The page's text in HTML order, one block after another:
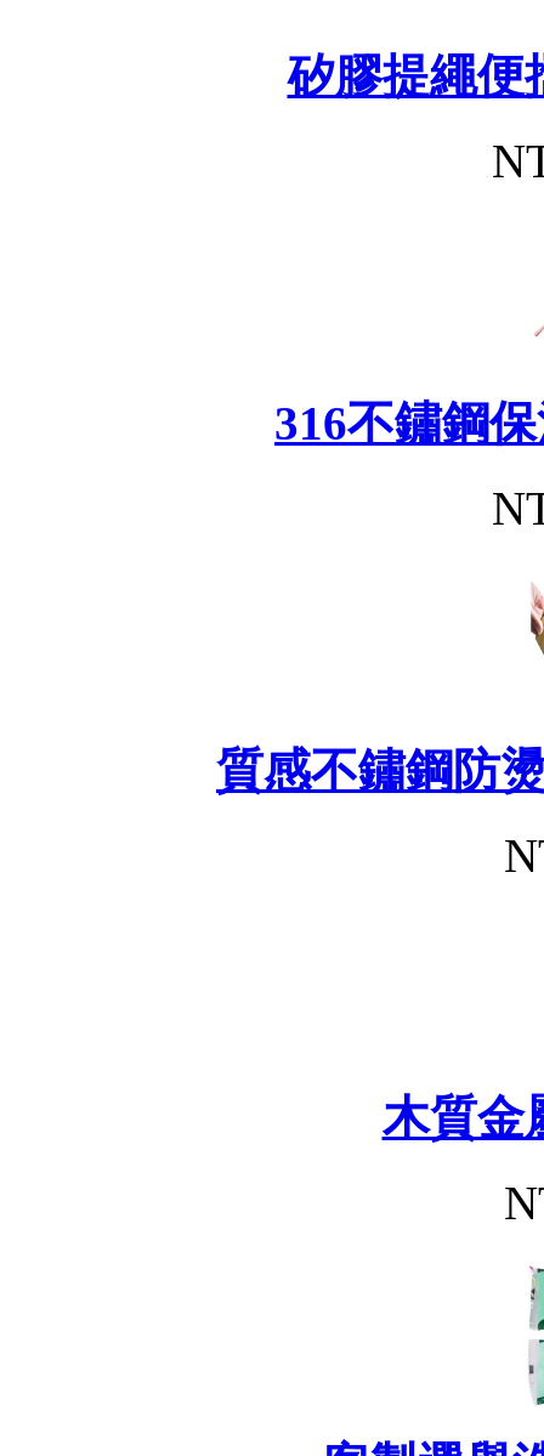
矽膠提繩便
316不鏽鋼
質感不鏽鋼防
木質金